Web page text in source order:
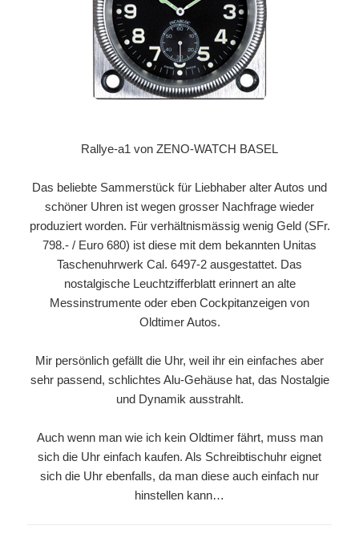
Rallye-a1 von ZENO-WATCH BASEL
Das beliebte Sammerstück für Liebhaber alter Autos und
schöner Uhren ist wegen grosser Nachfrage wieder
produziert worden. Für verhältnismässig wenig Geld (SFr.
798.- / Euro 680) ist diese mit dem bekannten Unitas
Taschenuhrwerk Cal. 6497-2 ausgestattet. Das
nostalgische Leuchtzifferblatt erinnert an alte
Messinstrumente oder eben Cockpitanzeigen von
Oldtimer Autos.
Mir persönlich gefällt die Uhr, weil ihr ein einfaches aber
sehr passend, schlichtes Alu-Gehäuse hat, das Nostalgie
und Dynamik ausstrahlt.
Auch wenn man wie ich kein Oldtimer fährt, muss man
sich die Uhr einfach kaufen. Als Schreibtischuhr eignet
sich die Uhr ebenfalls, da man diese auch einfach nur
hinstellen kann…